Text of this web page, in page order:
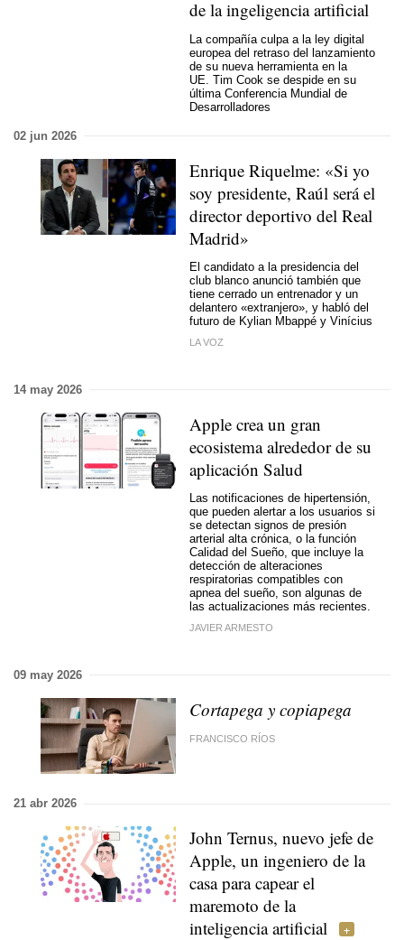
de la ingeligencia artificial
La compañía culpa a la ley digital
europea del retraso del lanzamiento
de su nueva herramienta en la
UE. Tim Cook se despide en su
última Conferencia Mundial de
Desarrolladores
02 jun 2026
Enrique Riquelme: «Si yo
soy presidente, Raúl será el
director deportivo del Real
Madrid»
El candidato a la presidencia del
club blanco anunció también que
tiene cerrado un entrenador y un
delantero «extranjero», y habló del
futuro de Kylian Mbappé y Vinícius
LA VOZ
14 may 2026
Apple crea un gran
ecosistema alrededor de su
aplicación Salud
Las notificaciones de hipertensión,
que pueden alertar a los usuarios si
se detectan signos de presión
arterial alta crónica, o la función
Calidad del Sueño, que incluye la
detección de alteraciones
respiratorias compatibles con
apnea del sueño, son algunas de
las actualizaciones más recientes.
JAVIER ARMESTO
09 may 2026
Cortapega y copiapega
FRANCISCO RÍOS
21 abr 2026
John Ternus, nuevo jefe de
Apple, un ingeniero de la
casa para capear el
maremoto de la
inteligencia artificial